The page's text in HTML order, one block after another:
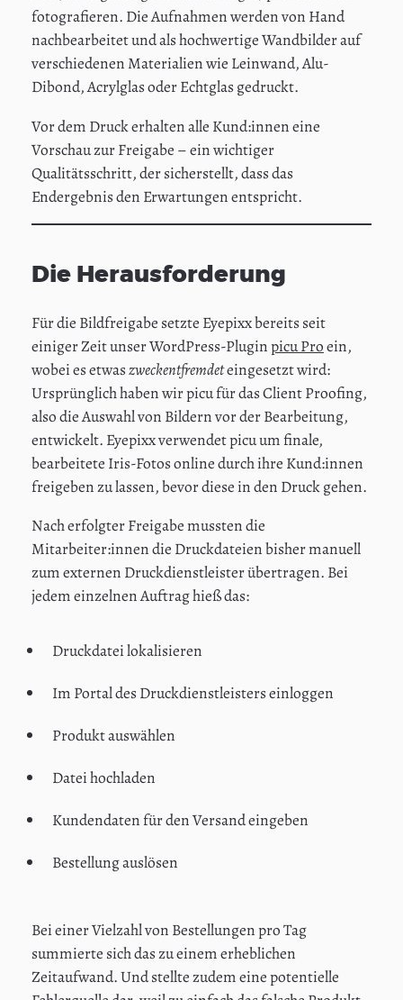
fotografieren. Die Aufnahmen werden von Hand
nachbearbeitet und als hochwertige Wandbilder auf
verschiedenen Materialien wie Leinwand, Alu-
Dibond, Acrylglas oder Echtglas gedruckt.
Vor dem Druck erhalten alle Kund:innen eine
Vorschau zur Freigabe – ein wichtiger
Qualitätsschritt, der sicherstellt, dass das
Endergebnis den Erwartungen entspricht.
Die Herausforderung
Für die Bildfreigabe setzte Eyepixx bereits seit
einiger Zeit unser WordPress-Pluginpicu Proein,
wobei es etwaszweckentfremdeteingesetzt wird:
Ursprünglich haben wir picu für das Client Proofing,
also die Auswahl von Bildern vor der Bearbeitung,
entwickelt. Eyepixx verwendet picu um finale,
bearbeitete Iris-Fotos online durch ihre Kund:innen
freigeben zu lassen, bevor diese in den Druck gehen.
Nach erfolgter Freigabe mussten die
Mitarbeiter:innen die Druckdateien bisher manuell
zum externen Druckdienstleister übertragen. Bei
jedem einzelnen Auftrag hieß das:
Druckdatei lokalisieren
Im Portal des Druckdienstleisters einloggen
Produkt auswählen
Datei hochladen
Kundendaten für den Versand eingeben
Bestellung auslösen
Bei einer Vielzahl von Bestellungen pro Tag
summierte sich das zu einem erheblichen
Zeitaufwand. Und stellte zudem eine potentielle